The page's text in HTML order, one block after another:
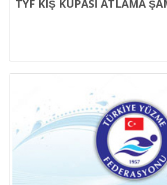
TYF KIŞ KUPASI ATLAMA